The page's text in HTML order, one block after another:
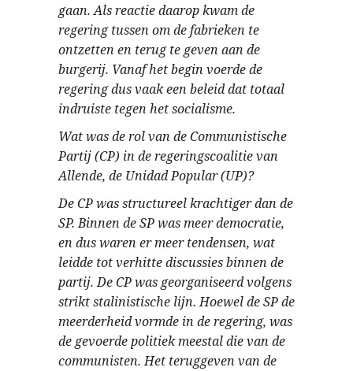
gaan. Als reactie daarop kwam de
regering tussen om de fabrieken te
ontzetten en terug te geven aan de
burgerij. Vanaf het begin voerde de
regering dus vaak een beleid dat totaal
indruiste tegen het socialisme.
Wat was de rol van de Communistische
Partij (CP) in de regeringscoalitie van
Allende, de Unidad Popular (UP)?
De CP was structureel krachtiger dan de
SP. Binnen de SP was meer democratie,
en dus waren er meer tendensen, wat
leidde tot verhitte discussies binnen de
partij. De CP was georganiseerd volgens
strikt stalinistische lijn. Hoewel de SP de
meerderheid vormde in de regering, was
de gevoerde politiek meestal die van de
communisten. Het teruggeven van de